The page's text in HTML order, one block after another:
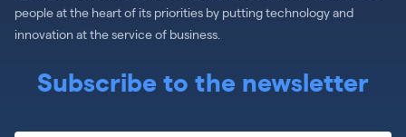
people at the heart of its priorities by putting technology and
innovation at the service of business.
Subscribe to the newsletter